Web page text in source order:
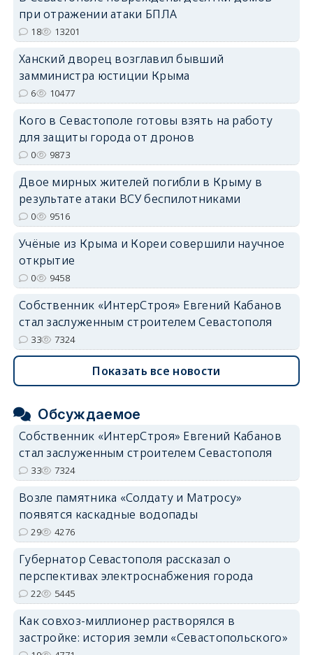
erid: 2SDnjcrDNw6
erid: 2SDnjdPjgYS
erid: 2SDnjdvhGXG
при отражении атаки БПЛА
18 13201
Ханский дворец возглавил бывший
замминистра юстиции Крыма
6 10477
Кого в Севастополе готовы взять на работу
для защиты города от дронов
0 9873
Двое мирных жителей погибли в Крыму в
результате атаки ВСУ беспилотниками
0 9516
Учёные из Крыма и Кореи совершили научное
открытие
0 9458
Собственник «ИнтерСтроя» Евгений Кабанов
стал заслуженным строителем Севастополя
33 7324
Показать все новости
Обсуждаемое
Собственник «ИнтерСтроя» Евгений Кабанов
стал заслуженным строителем Севастополя
33 7324
Возле памятника «Солдату и Матросу»
появятся каскадные водопады
29 4276
Губернатор Севастополя рассказал о
перспективах электроснабжения города
22 5445
Как совхоз-миллионер растворялся в
застройке: история земли «Севастопольского»